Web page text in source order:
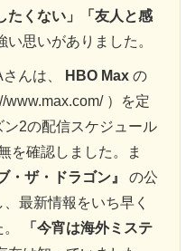
たくない」「友人と感
い思いがありました。
さんは、 HBO Max の
www.max.com/ ）を定
2の配信スケジュール
を確認しました。ま
・ザ・ドラゴン』
の公
最新情報をいち早く
「今宵は海外ミステ